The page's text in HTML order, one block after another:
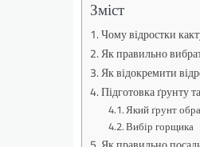
Зміст
Чому відростки
Як правильно
Як відокремити
Підготовка ґрунту
Який ґрунт
Вибір горщика